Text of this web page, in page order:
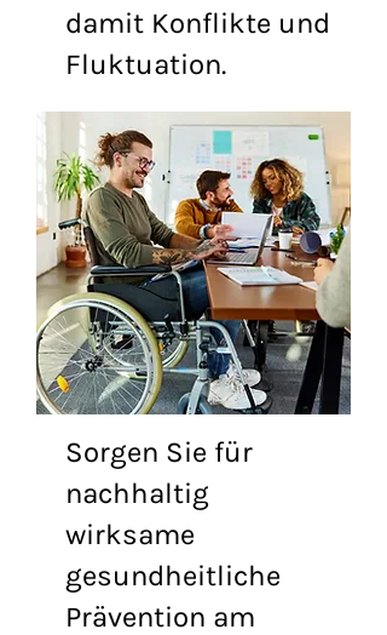
damit Konflikte und
Fluktuation.
Sorgen Sie für
nachhaltig
wirksame
gesundheitliche
Prävention am